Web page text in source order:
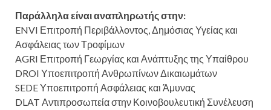
Παράλληλα είναι αναπληρωτής στην:
ENVI Επιτροπή Περιβάλλοντος, Δημόσιας Υγείας και
Ασφάλειας των Τροφίμων
AGRI Επιτροπή Γεωργίας και Ανάπτυξης της Υπαίθρου
DROI Υποεπιτροπή Ανθρωπίνων Δικαιωμάτων
SEDE Υποεπιτροπή Ασφάλειας και Άμυνας
DLAT Αντιπροσωπεία στην Κοινοβουλευτική Συνέλευση